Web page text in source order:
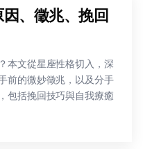
、徵兆、挽回
本文從星座性格切入，深
前的微妙徵兆，以及分手
包括挽回技巧與自我療癒